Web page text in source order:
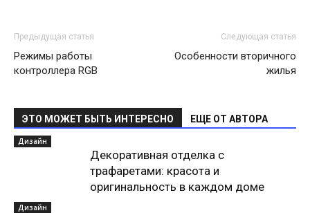
Предыдущая статья
Режимы работы
контроллера RGB
Следующая статья
Особенности вторичного
жилья
ЭТО МОЖЕТ БЫТЬ ИНТЕРЕСНО ЕЩЕ ОТ АВТОРА
Дизайн
Декоративная отделка с
трафаретами: красота и
оригинальность в каждом доме
Дизайн